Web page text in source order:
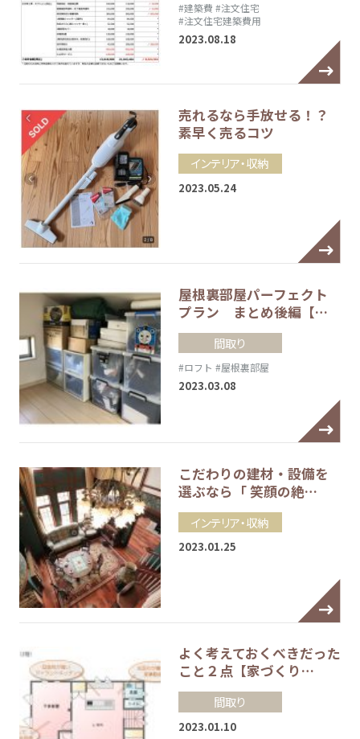
#建築費 #注文住宅
#注文住宅建築費用
2023.08.18
売れるなら手放せる！？
素早く売るコツ
インテリア・収納
2023.05.24
屋根裏部屋パーフェクト
プラン まとめ後編【…
間取り
#ロフト #屋根裏部屋
2023.03.08
こだわりの建材・設備を
選ぶなら「 笑顔の絶…
インテリア・収納
2023.01.25
よく考えておくべきだった
こと２点【家づくり…
間取り
2023.01.10